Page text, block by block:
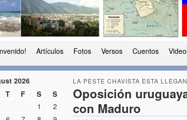
Artículos Fotos Versos Cuentos
LA PESTE CHAVISTA ESTA
Oposición
con Maduro
2026
T F S
S
1
2